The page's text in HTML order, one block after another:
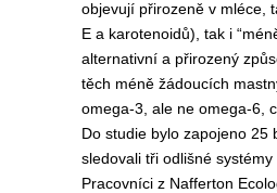
objevují přirozeně v mléce,
E a karotenoidů), tak i
alternativní a přirozený
těch méně žádoucích
omega-3, ale ne omega-6,
Do studie bylo zapojeno 25
sledovali tři odlišné
Pracovníci z Nafferton